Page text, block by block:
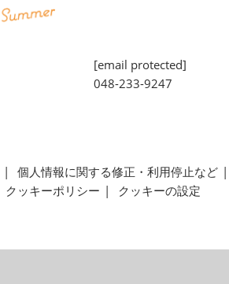
[email protected]
048-233-9247
個人情報に関する修正・利用停止など
クッキーポリシー クッキーの設定